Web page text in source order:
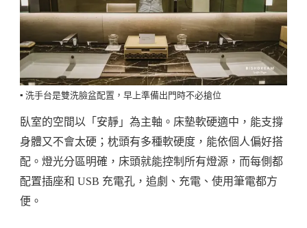
▪️ 洗手台是雙洗臉盆配置，早上準備出門時不必搶位
臥室的空間以「安靜」為主軸。床墊軟硬適中，能支撐
身體又不會太硬；枕頭有多種軟硬度，能依個人偏好搭
配。燈光分區明確，床頭就能控制所有燈源，而每側都
配置插座和 USB 充電孔，追劇、充電、使用筆電都方
便。